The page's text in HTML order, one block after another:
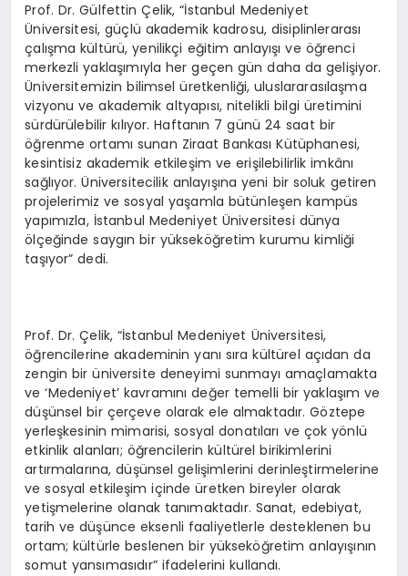
Prof. Dr. Gülfettin Çelik, “İstanbul Medeniyet
Üniversitesi, güçlü akademik kadrosu, disiplinlerarası
çalışma kültürü, yenilikçi eğitim anlayışı ve öğrenci
merkezli yaklaşımıyla her geçen gün daha da gelişiyor.
Üniversitemizin bilimsel üretkenliği, uluslararasılaşma
vizyonu ve akademik altyapısı, nitelikli bilgi üretimini
sürdürülebilir kılıyor. Haftanın 7 günü 24 saat bir
öğrenme ortamı sunan Ziraat Bankası Kütüphanesi,
kesintisiz akademik etkileşim ve erişilebilirlik imkânı
sağlıyor. Üniversitecilik anlayışına yeni bir soluk getiren
projelerimiz ve sosyal yaşamla bütünleşen kampüs
yapımızla, İstanbul Medeniyet Üniversitesi dünya
ölçeğinde saygın bir yükseköğretim kurumu kimliği
taşıyor” dedi.
Prof. Dr. Çelik, “İstanbul Medeniyet Üniversitesi,
öğrencilerine akademinin yanı sıra kültürel açıdan da
zengin bir üniversite deneyimi sunmayı amaçlamakta
ve ‘Medeniyet’ kavramını değer temelli bir yaklaşım ve
düşünsel bir çerçeve olarak ele almaktadır. Göztepe
yerleşkesinin mimarisi, sosyal donatıları ve çok yönlü
etkinlik alanları; öğrencilerin kültürel birikimlerini
artırmalarına, düşünsel gelişimlerini derinleştirmelerine
ve sosyal etkileşim içinde üretken bireyler olarak
yetişmelerine olanak tanımaktadır. Sanat, edebiyat,
tarih ve düşünce eksenli faaliyetlerle desteklenen bu
ortam; kültürle beslenen bir yükseköğretim anlayışının
somut yansımasıdır” ifadelerini kullandı.